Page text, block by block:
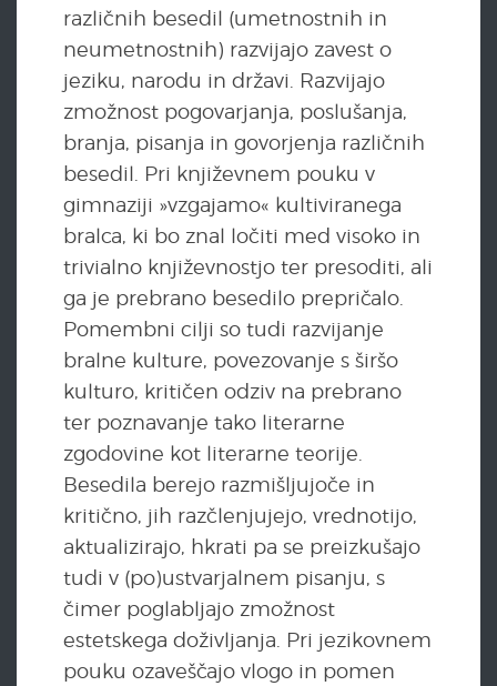
različnih besedil (umetnostnih in
neumetnostnih) razvijajo zavest o
jeziku, narodu in državi. Razvijajo
zmožnost pogovarjanja, poslušanja,
branja, pisanja in govorjenja različnih
besedil. Pri književnem pouku v
gimnaziji »vzgajamo« kultiviranega
bralca, ki bo znal ločiti med visoko in
trivialno književnostjo ter presoditi, ali
ga je prebrano besedilo prepričalo.
Pomembni cilji so tudi razvijanje
bralne kulture, povezovanje s širšo
kulturo, kritičen odziv na prebrano
ter poznavanje tako literarne
zgodovine kot literarne teorije.
Besedila berejo razmišljujoče in
kritično, jih razčlenjujejo, vrednotijo,
aktualizirajo, hkrati pa se preizkušajo
tudi v (po)ustvarjalnem pisanju, s
čimer poglabljajo zmožnost
estetskega doživljanja. Pri jezikovnem
pouku ozaveščajo vlogo in pomen